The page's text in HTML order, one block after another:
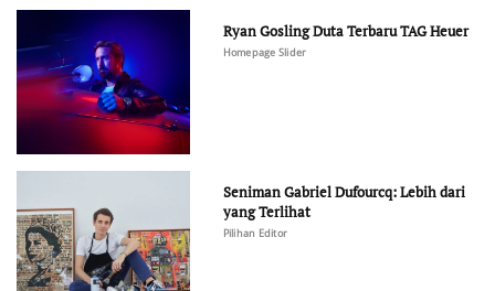
Ryan Gosling Duta Terbaru TAG Heuer
Homepage Slider
Seniman Gabriel Dufourcq: Lebih dari
yang Terlihat
Pilihan Editor